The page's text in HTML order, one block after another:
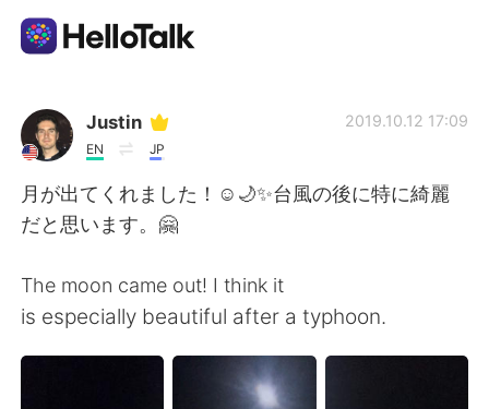
Language Exchange App
AI Grammar Checker
English
简体中文 繁體中文
العربية
Justin
EN JP
2019.10.12 17:09
月が出てくれました！☺️🌙✨台風の後に特に綺麗
だと思います。🤗
The moon came out! I think it
is especially beautiful after a typhoon.